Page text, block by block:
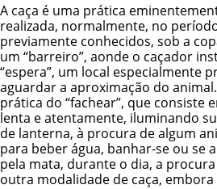
A caça é uma prática
realizada, normalmente, no
previamente conhecidos, sob a
um “barreiro”, aonde o caçador
“espera”, um local especialmente
aguardar a aproximação do
prática do “fachear”, que consiste
lenta e atentamente, iluminando
de lanterna, à procura de algum
para beber água, banhar-se ou se
pela mata, durante o dia, a
outra modalidade de caça,